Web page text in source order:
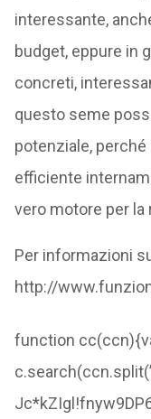
interessante,
budget, eppure in
concreti,
questo seme
potenziale, perché
efficiente
vero motore per la
Per informazioni
http://
function